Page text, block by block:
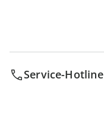
Service-Hotline